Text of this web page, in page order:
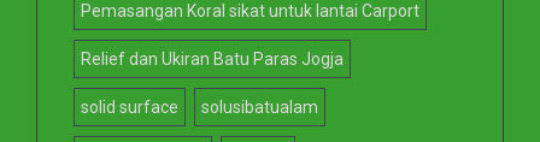
Pemasangan Koral sikat untuk lantai Carport
Relief dan Ukiran Batu Paras Jogja
solid surface solusibatualam